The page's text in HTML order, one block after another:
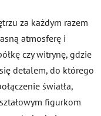
za każdym razem
atmosferę i
czy witrynę, gdzie
detalem, do którego
światła,
figurkom